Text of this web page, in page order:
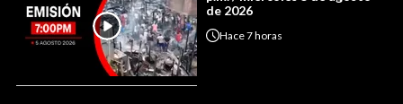
de 2026
Hace7 horas